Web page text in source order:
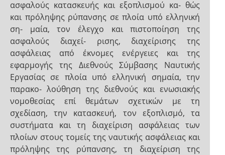
ασφαλούς κατασκευής και εξοπλισμού κα- θώς
και πρόληψης ρύπανσης σε πλοία υπό ελληνική
ση- μαία, τον έλεγχο και πιστοποίηση της
ασφαλούς διαχεί- ρισης, διαχείρισης της
ασφάλειας από έκνομες ενέργειες και της
εφαρμογής της Διεθνούς Σύμβασης Ναυτικής
Εργασίας σε πλοία υπό ελληνική σημαία, την
παρακο- λούθηση της διεθνούς και ενωσιακής
νομοθεσίας επί θεμάτων σχετικών με τη
σχεδίαση, την κατασκευή, τον εξοπλισμό, τα
συστήματα και τη διαχείριση ασφάλειας των
πλοίων στους τομείς της ναυτικής ασφάλειας και
πρόληψης της ρύπανσης, τη διαχείριση της